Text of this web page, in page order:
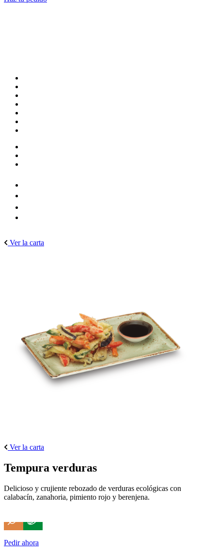
Ver la carta
Ver la carta
Tempura verduras
Delicioso y crujiente rebozado de verduras ecológicas con
calabacín, zanahoria, pimiento rojo y berenjena.
Pedir ahora